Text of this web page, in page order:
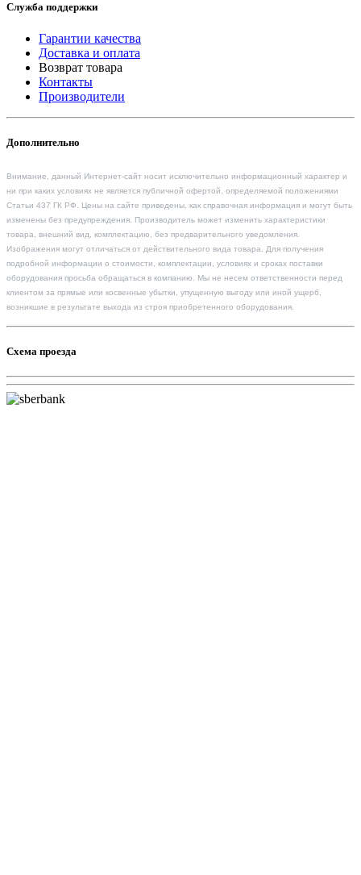
Служба поддержки
Гарантии качества
Доставка и оплата
Возврат товара
Контакты
Производители
Дополнительно
Внимание, данный Интернет-сайт носит исключительно информационный характер и
ни при каких условиях не является публичной офертой, определяемой положениями
Статьи 437 ГК РФ. Цены на сайте приведены, как справочная информация и могут быть
изменены без предупреждения. Производитель может изменить характеристики
товара, внешний вид, комплектацию, без предварительного уведомления.
Изображения могут отличаться от действительного вида товара. Для получения
подробной информации о стоимости, комплектации, условиях и сроках поставки
оборудования просьба обращаться в компанию. Мы не несем ответственности перед
клиентом за прямые или косвенные убытки, упущенную выгоду или иной ущерб,
возникшие в результате выхода из строя приобретенного оборудования.
Схема проезда